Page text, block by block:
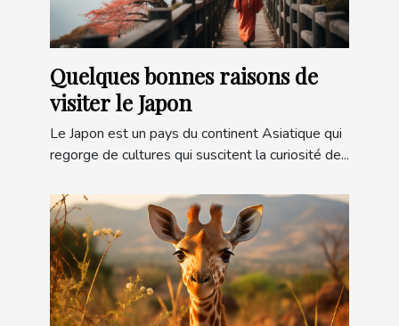
Quelques bonnes raisons de
visiter le Japon
Le Japon est un pays du continent Asiatique qui
regorge de cultures qui suscitent la curiosité de...